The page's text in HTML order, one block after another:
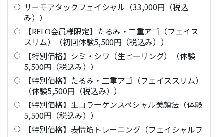
サーモアタックフェイシャル（33,000円（税込
み））
【RELO会員様限定】たるみ・二重アゴ（フェイス
スリム）（初回体験5,500円（税込み））
【特別価格】シミ・シワ（生ピーリング）（体験
5,500円（税込み））
【特別価格】たるみ・二重アゴ（フェイススリム）
（体験5,500円（税込み））
【特別価格】生コラーゲンスペシャル美顔法（体験
5,500円（税込み））
【特別価格】表情筋トレーニング（フェイシャルフ